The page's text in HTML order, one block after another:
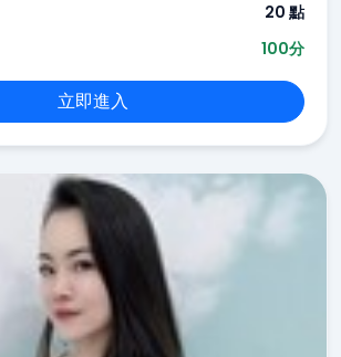
20 點
100分
立即進入